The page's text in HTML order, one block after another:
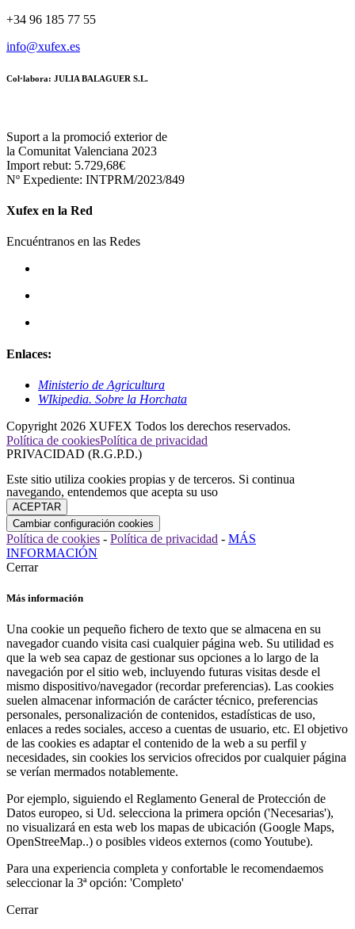
+34 96 185 77 55
info@xufex.es
Col·labora: JULIA BALAGUER S.L.
Suport a la promoció exterior de
la Comunitat Valenciana 2023
Import rebut: 5.729,68€
Nº Expediente: INTPRM/2023/849
Xufex en la Red
Encuéntranos en las Redes
Enlaces:
Ministerio de Agricultura
WIkipedia. Sobre la Horchata
Copyright 2026 XUFEX Todos los derechos reservados.
Política de cookiesPolítica de privacidad
PRIVACIDAD (R.G.P.D.)
Este sitio utiliza cookies propias y de terceros. Si continua
navegando, entendemos que acepta su uso
Política de cookies - Política de privacidad - MÁS
INFORMACIÓN
Cerrar
Más información
Una cookie un pequeño fichero de texto que se almacena en su
navegador cuando visita casi cualquier página web. Su utilidad es
que la web sea capaz de gestionar sus opciones a lo largo de la
navegación por el sitio web, incluyendo futuras visitas desde el
mismo dispositivo/navegador (recordar preferencias). Las cookies
suelen almacenar información de carácter técnico, preferencias
personales, personalización de contenidos, estadísticas de uso,
enlaces a redes sociales, acceso a cuentas de usuario, etc. El objetivo
de las cookies es adaptar el contenido de la web a su perfil y
necesidades, sin cookies los servicios ofrecidos por cualquier página
se verían mermados notablemente.
Por ejemplo, siguiendo el Reglamento General de Protección de
Datos europeo, si Ud. selecciona la primera opción ('Necesarias'),
no visualizará en esta web los mapas de ubicación (Google Maps,
OpenStreeMap..) o posibles videos externos (como Youtube).
Para una experiencia completa y confortable le recomendaemos
seleccionar la 3ª opción: 'Completo'
Cerrar